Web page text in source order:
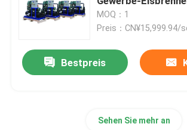
Lärm
MOQ：1
Preis：
Bestpreis
Sehen Sie mehr an